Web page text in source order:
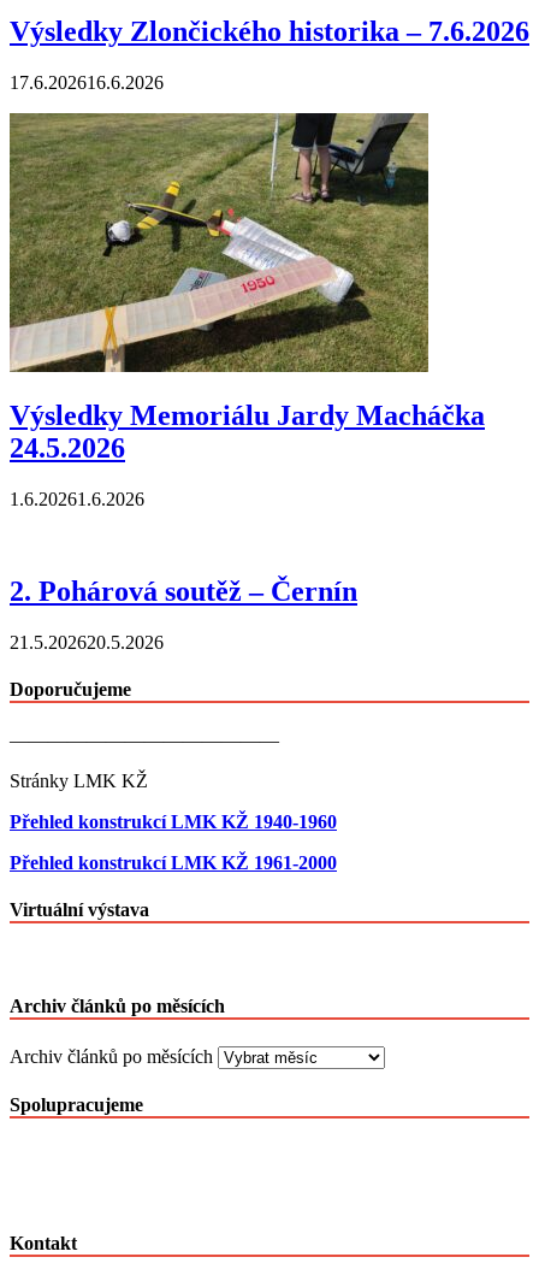
Výsledky Zlončického historika – 7.6.2026
17.6.202616.6.2026
Výsledky Memoriálu Jardy Macháčka
24.5.2026
1.6.20261.6.2026
2. Pohárová soutěž – Černín
21.5.202620.5.2026
Doporučujeme
——————————————
Stránky LMK KŽ
Přehled konstrukcí LMK KŽ 1940-1960
Přehled konstrukcí LMK KŽ 1961-2000
Virtuální výstava
Archiv článků po měsících
Archiv článků po měsících
Spolupracujeme
Kontakt